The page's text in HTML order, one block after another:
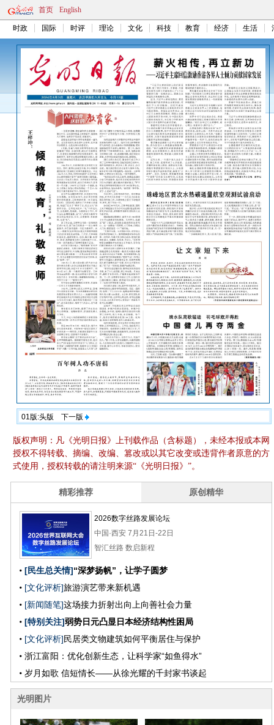
首页 English
时政 国际 时评 理论 文化 科技 教育 经济 生活
01版:头版 下一版
版权声明：凡《光明日报》上刊载作品（含标题），未经本报或本网
授权不得转载、摘编、改编、篡改或以其它改变或违背作者原意的方
式使用，授权转载的请注明来源“《光明日报》”。